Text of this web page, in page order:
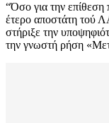
“Όσο για την
έτερο αποστάτη τού
στήριξε την
την γνωστή ρήση